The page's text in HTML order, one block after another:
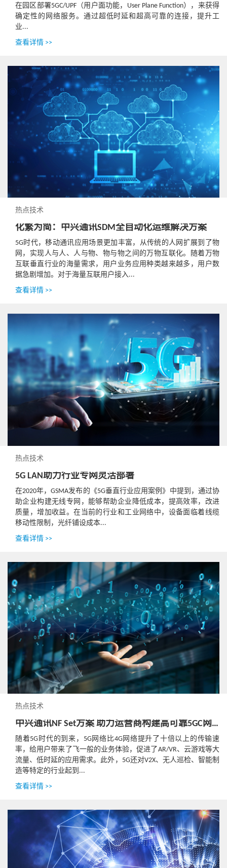
在园区部署5GC/UPF（用户面功能，User Plane Function），来获得
确定性的网络服务。通过超低时延和超高可靠的连接，提升工
业...
查看详情 >>
热点技术
化繁为简：中兴通讯SDM全自动化运维解决方案
5G时代，移动通讯应用场景更加丰富，从传统的人网扩展到了物
网，实现人与人、人与物、物与物之间的万物互联化。随着万物
互联垂直行业的海量需求，用户业务应用种类越来越多，用户数
据急剧增加。对于海量互联用户接入...
查看详情 >>
热点技术
5G LAN助力行业专网灵活部署
在2020年，GSMA发布的《5G垂直行业应用案例》中提到，通过协
助企业构建无线专网，能够帮助企业降低成本，提高效率，改进
质量，增加收益。在当前的行业和工业网络中，设备面临着线缆
移动性限制，光纤铺设成本...
查看详情 >>
热点技术
中兴通讯NF Set方案 助力运营商构建高可靠5GC网络
随着5G时代的到来，5G网络比4G网络提升了十倍以上的传输速
率，给用户带来了飞一般的业务体验，促进了AR/VR、云游戏等大
流量、低时延的应用需求。此外，5G还对V2X、无人巡检、智能制
造等特定的行业起到...
查看详情 >>